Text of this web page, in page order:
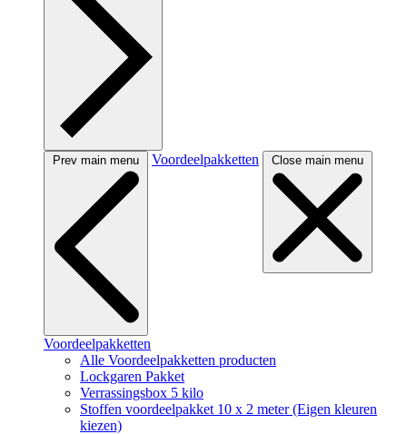
Prev main menu Voordeelpakketten Close main menu
Voordeelpakketten
Alle Voordeelpakketten producten
Lockgaren Pakket
Verrassingsbox 5 kilo
Stoffen voordeelpakket 10 x 2 meter (Eigen kleuren
kiezen)